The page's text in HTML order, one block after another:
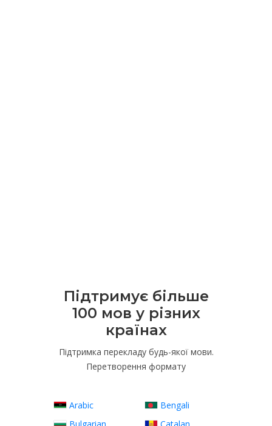
Підтримує більше
100 мов у різних
країнах
Підтримка перекладу будь-якої мови.
Перетворення формату
Arabic
Bengali